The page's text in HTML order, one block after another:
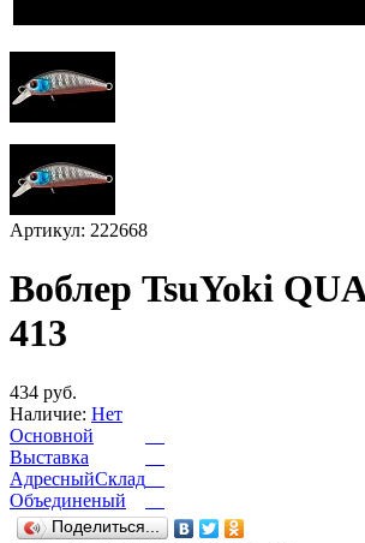
Артикул: 222668
Воблер TsuYoki
413
434 руб.
Наличие: Нет
Основной
Выставка
АдресныйСклад
Объединеный
Поделиться...